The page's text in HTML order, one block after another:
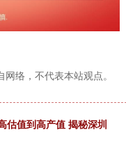
络，不代表本站观点。
估值到高产值 揭秘深圳